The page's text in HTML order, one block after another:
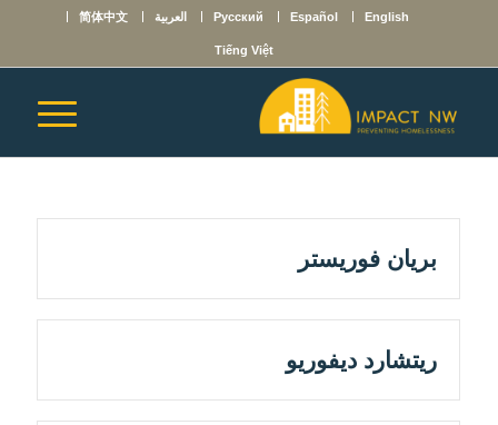
English
Español
Русский العربية 简体中文
Tiếng Việt
بريان فوريستر
ريتشارد ديفوريو